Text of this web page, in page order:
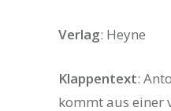
Verlag: Heyne
Klappentext:
kommt aus einer